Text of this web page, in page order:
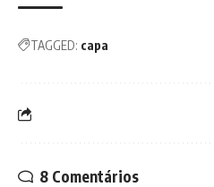
TAGGED: capa
8 Comentários